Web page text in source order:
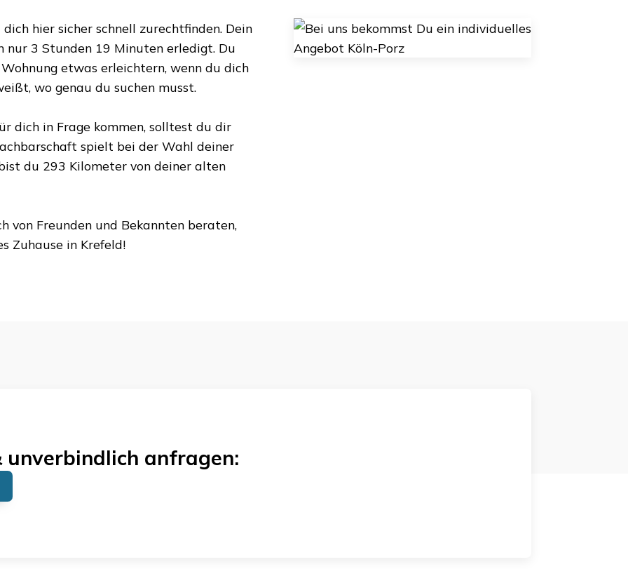
hier sicher schnell zurechtfinden. Dein
nur 3 Stunden 19 Minutenerledigt. Du
etwas erleichtern, wenn du dich
wo genau du suchen musst.
dich in Frage kommen, solltest du dir
spielt bei der Wahl deiner
du 293 Kilometervon deiner alten
von Freunden und Bekannten beraten,
Zuhause in Krefeld!
unverbindlich anfragen: